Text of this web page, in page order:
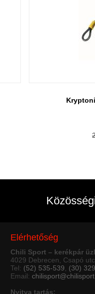
Elérhetőség
Chili Sport – kerékpár
4029 Debrecen, Csapó
Tel: (52) 535-539 (30)
Email:
Nyitva tartás: